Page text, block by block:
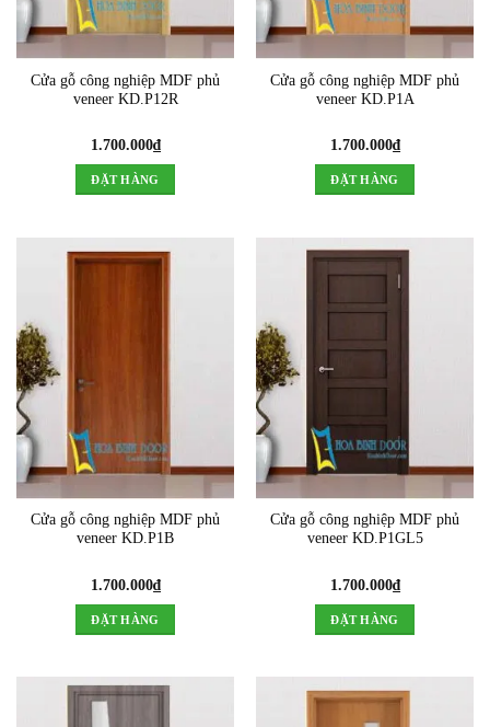
Cửa gỗ công nghiệp MDF phủ
veneer KD.P12R
1.700.000₫
ĐẶT HÀNG
Cửa gỗ công nghiệp MDF phủ
veneer KD.P1A
1.700.000₫
ĐẶT HÀNG
Cửa gỗ công nghiệp MDF phủ
veneer KD.P1B
1.700.000₫
ĐẶT HÀNG
Cửa gỗ công nghiệp MDF phủ
veneer KD.P1GL5
1.700.000₫
ĐẶT HÀNG